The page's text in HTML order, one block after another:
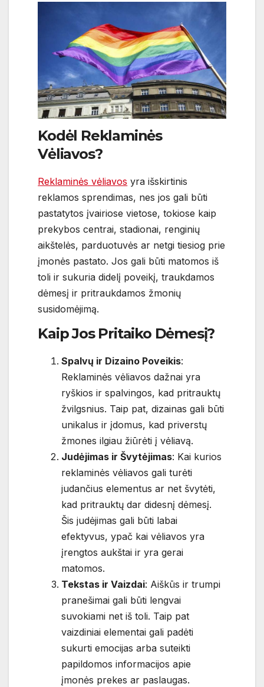
Kodėl Reklaminės
Vėliavos?
Reklaminės vėliavos yra išskirtinis
reklamos sprendimas, nes jos gali būti
pastatytos įvairiose vietose, tokiose kaip
prekybos centrai, stadionai, renginių
aikštelės, parduotuvės ar netgi tiesiog prie
įmonės pastato. Jos gali būti matomos iš
toli ir sukuria didelį poveikį, traukdamos
dėmesį ir pritraukdamos žmonių
susidomėjimą.
Kaip Jos Pritaiko Dėmesį?
Spalvų ir Dizaino Poveikis:
Reklaminės vėliavos dažnai yra
ryškios ir spalvingos, kad pritrauktų
žvilgsnius. Taip pat, dizainas gali būti
unikalus ir įdomus, kad priverstų
žmones ilgiau žiūrėti į vėliavą.
Judėjimas ir Švytėjimas: Kai kurios
reklaminės vėliavos gali turėti
judančius elementus ar net švytėti,
kad pritrauktų dar didesnį dėmesį.
Šis judėjimas gali būti labai
efektyvus, ypač kai vėliavos yra
įrengtos aukštai ir yra gerai
matomos.
Tekstas ir Vaizdai: Aiškūs ir trumpi
pranešimai gali būti lengvai
suvokiami net iš toli. Taip pat
vaizdiniai elementai gali padėti
sukurti emocijas arba suteikti
papildomos informacijos apie
įmonės prekes ar paslaugas.